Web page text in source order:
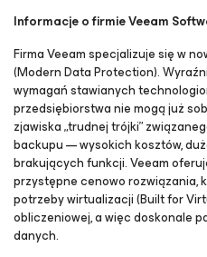
Informacje o firmie Veeam
Firma Veeam specjalizuje się w
(Modern Data Protection).
wymagań stawianych
przedsiębiorstwa nie mogą już
zjawiska „trudnej trójki”
backupu — wysokich kosztów,
brakujących funkcji. Veeam
przystępne cenowo rozwiązania,
potrzeby wirtualizacji (Built for
obliczeniowej, a więc doskonale
danych.